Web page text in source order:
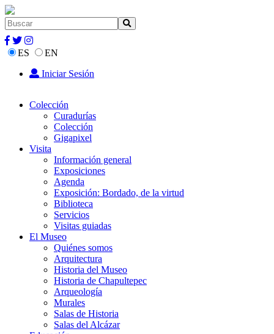
ES
EN
Iniciar Sesión
Colección
Curadurías
Colección
Gigapixel
Visita
Información general
Exposiciones
Agenda
Exposición: Bordado, de la virtud
Biblioteca
Servicios
Visitas guiadas
El Museo
Quiénes somos
Arquitectura
Historia del Museo
Historia de Chapultepec
Arqueología
Murales
Salas de Historia
Salas del Alcázar